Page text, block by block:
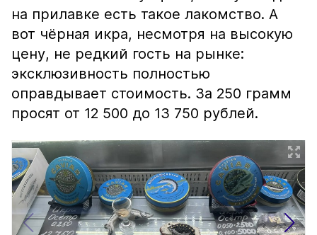
на прилавке есть такое лакомство. А
вот чёрная икра, несмотря на высокую
цену, не редкий гость на рынке:
эксклюзивность полностью
оправдывает стоимость. За 250 грамм
просят от 12 500 до 13 750 рублей.